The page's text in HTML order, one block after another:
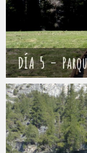
DÍA 5 –
Mathieu 9